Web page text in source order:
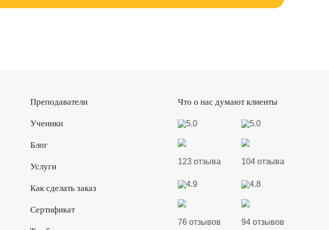
Преподаватели
Ученики
Блог
Услуги
Как сделать заказ
Сертификат
Что о нас думают клиенты
5.0
123 отзыва
5.0
104 отзыва
4.9
76 отзывов
4.8
94 отзывов